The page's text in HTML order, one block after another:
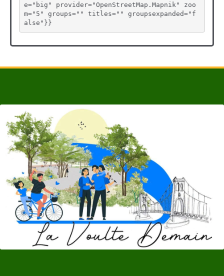
e="big" provider="OpenStreetMap.Mapnik" zoo
m="5" groups="" titles="" groupsexpanded="f
alse"}}